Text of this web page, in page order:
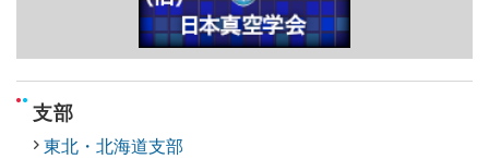
支部
東北・北海道支部